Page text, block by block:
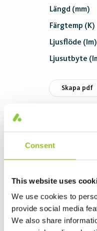
Consent
This website uses
We use cookies to
provide social media
We also share
Längd (mm)
Färgtemp (K)
Ljusflöde (lm)
Ljusutbyte
Skapa pdf
Sevede PE
Längd (mm)
Färgtemp (K)
Ljusflöde (lm)